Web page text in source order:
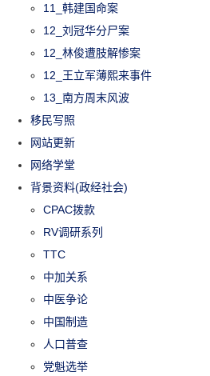
11_韩建国命案
12_刘冠华分尸案
12_林俊遭肢解惨案
12_王立军薄熙来事件
13_南方周末风波
移民写照
网站更新
网络学堂
背景资料(政经社会)
CPAC拨款
RV调研系列
TTC
中加关系
中医争论
中国制造
人口普查
党魁选举